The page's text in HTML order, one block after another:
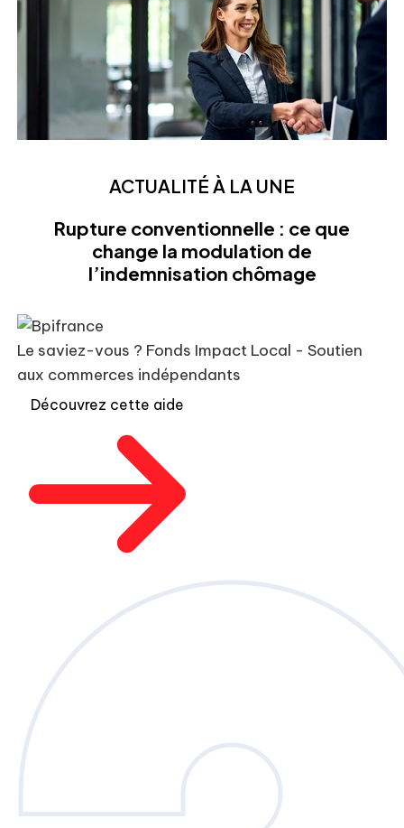
ACTUALITÉ À LA UNE
Rupture conventionnelle : ce que
change la modulation de
l’indemnisation chômage
Le saviez-vous ? Fonds Impact Local - Soutien
aux commerces indépendants
Découvrez cette aide